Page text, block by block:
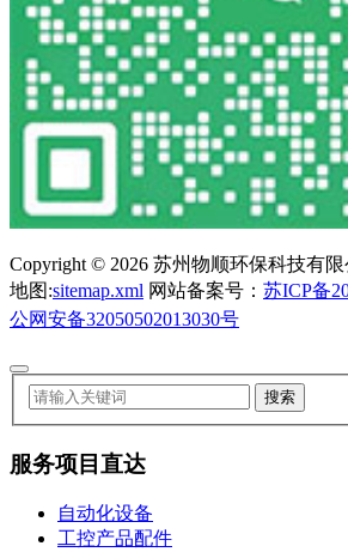
Copyright © 2026 苏州物顺环保科技有
地图:sitemap.xml 网站备案号： 苏ICP备
公网安备32050502013030号
服务项目直达
自动化设备
工控产品配件